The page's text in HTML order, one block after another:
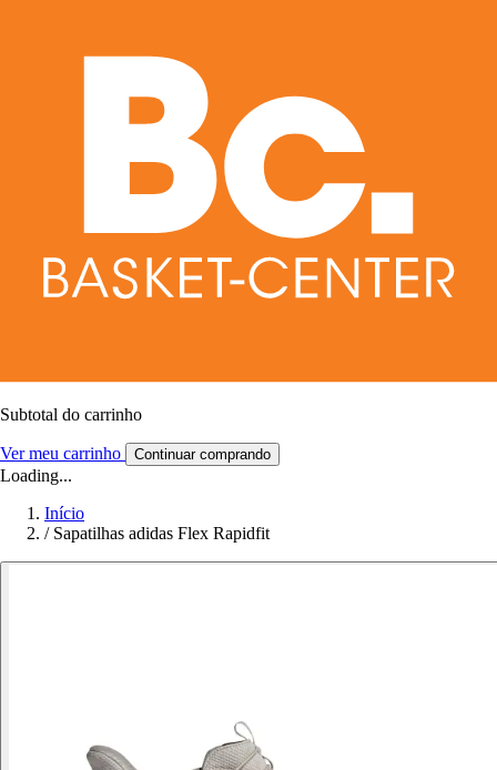
Subtotal do carrinho
Ver meu carrinho Continuar comprando
Loading...
Início
/ Sapatilhas adidas Flex Rapidfit